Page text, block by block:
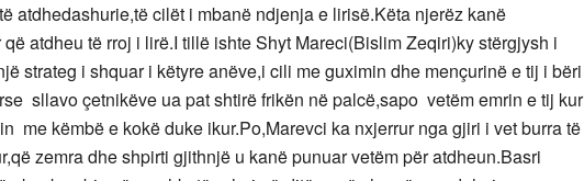
atdhedashurie,të cilët i mbanë ndjenja e lirisë.Këta njerëz kanë
atdheu të rroj i lirë.I tillë ishte Shyt Mareci(Bislim Zeqiri)ky stërgjysh i
strateg i shquar i këtyre anëve,i cili me guximin dhe mençurinë e tij i bëri
sllavo çetnikëve ua pat shtirë frikën në palcë,sapo vetëm emrin e tij kur
me këmbë e kokë duke ikur.Po,Marevci ka nxjerrur nga gjiri i vet burra të
zemra dhe shpirti gjithnjë u kanë punuar vetëm për atdheun.Basri